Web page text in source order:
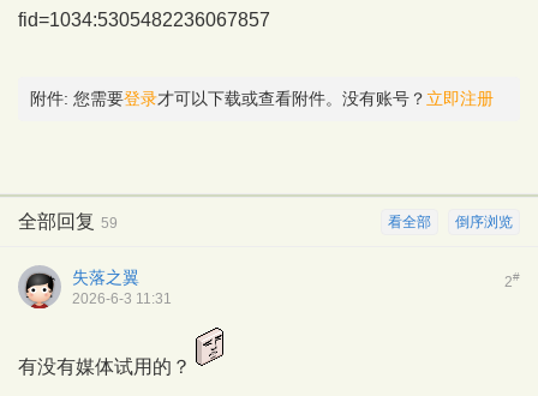
fid=1034:5305482236067857
附件: 您需要登录才可以下载或查看附件。没有账号？ 立即注册
倒序浏览
看全部
全部回复 59
2#
失落之翼
2026-6-3 11:31
有没有媒体试用的？